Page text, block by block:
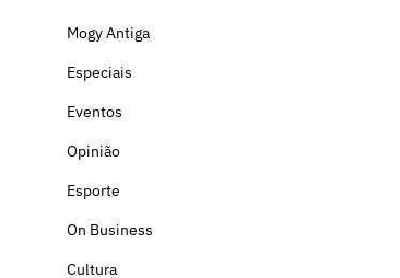
Mogy Antiga
Especiais
Eventos
Opinião
Esporte
On Business
Cultura